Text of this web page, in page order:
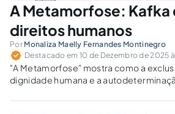
A Metamorfose: Kafka
direitos humanos
Por Monaliza Maelly Fernandes Montinegro
Destacado em 10 de Dezembro de 2025
"A Metamorfose" mostra como a
dignidade humana e a
indigno?